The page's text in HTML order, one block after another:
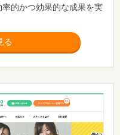
的かつ効果的な成果を実
る